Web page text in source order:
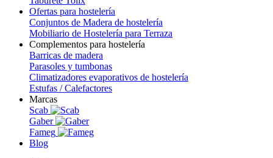
Ofertas para hostelería
Conjuntos de Madera de hostelería
Mobiliario de Hostelería para Terraza
Complementos para hostelería
Barricas de madera
Parasoles y tumbonas
Climatizadores evaporativos de hostelería
Estufas / Calefactores
Marcas
Scab
Gaber
Fameg
Blog